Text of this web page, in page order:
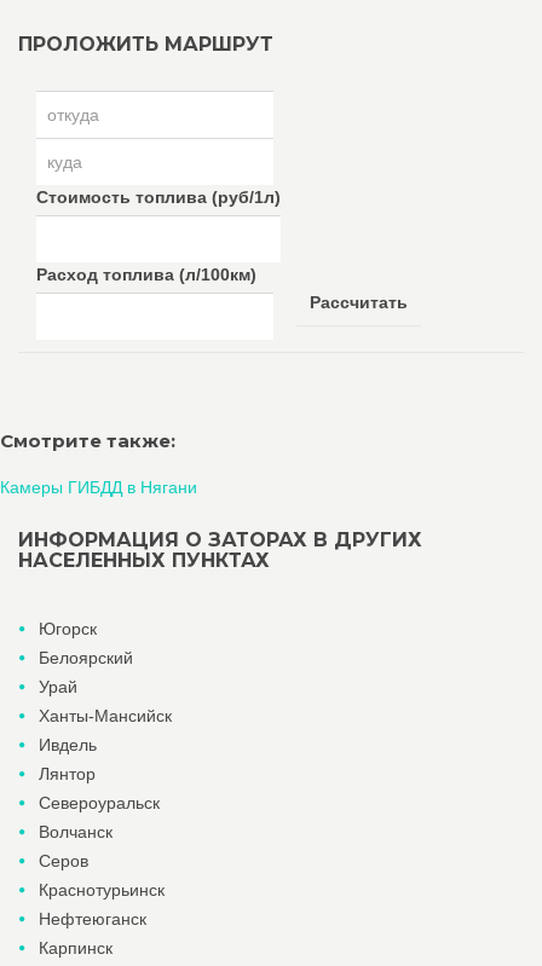
ПРОЛОЖИТЬ МАРШРУТ
Стоимость топлива (руб/1л)
Расход топлива (л/100км)
Рассчитать
Смотрите также:
Камеры ГИБДД в Нягани
ИНФОРМАЦИЯ О ЗАТОРАХ В ДРУГИХ
НАСЕЛЕННЫХ ПУНКТАХ
Югорск
Белоярский
Урай
Ханты-Мансийск
Ивдель
Лянтор
Североуральск
Волчанск
Серов
Краснотурьинск
Нефтеюганск
Карпинск